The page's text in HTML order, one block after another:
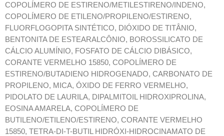
COPOLÍMERO DE ESTIRENO/METILESTIRENO/INDENO,
COPOLÍMERO DE ETILENO/PROPILENO/ESTIRENO,
FLUORFLOGOPITA SINTÉTICO, DIÓXIDO DE TITÂNIO,
BENTONITA DE ESTEARALCÔNIO, BOROSSILICATO DE
CÁLCIO ALUMÍNIO, FOSFATO DE CÁLCIO DIBÁSICO,
CORANTE VERMELHO 15850, COPOLÍMERO DE
ESTIRENO/BUTADIENO HIDROGENADO, CARBONATO DE
PROPILENO, MICA, ÓXIDO DE FERRO VERMELHO,
PIDOLATO DE LAURILA, DIPALMITOIL HIDROXIPROLINA,
EOSINA AMARELA, COPOLÍMERO DE
BUTILENO/ETILENO/ESTIRENO, CORANTE VERMELHO
15850, TETRA-DI-T-BUTIL HIDRÓXI-HIDROCINAMATO DE